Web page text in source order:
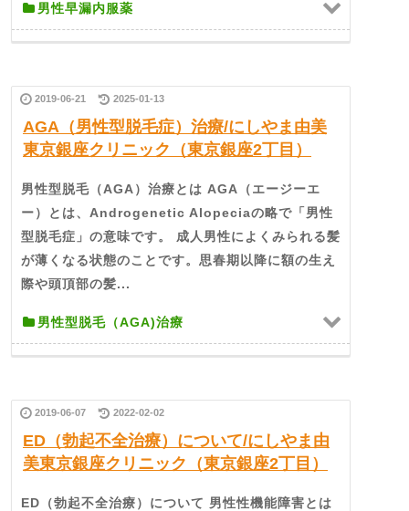
男性早漏内服薬
2019-06-21 2025-01-13
AGA（男性型脱毛症）治療/にしやま由美
東京銀座クリニック（東京銀座2丁目）
男性型脱毛（AGA）治療とは AGA（エージーエ
ー）とは、Androgenetic Alopeciaの略で「男性
型脱毛症」の意味です。 成人男性によくみられる髪
が薄くなる状態のことです。思春期以降に額の生え
際や頭頂部の髪...
男性型脱毛（AGA)治療
2019-06-07 2022-02-02
ED（勃起不全治療）について/にしやま由
美東京銀座クリニック（東京銀座2丁目）
ED（勃起不全治療）について 男性性機能障害とは